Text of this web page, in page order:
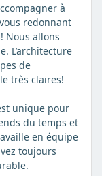
à
redonnant
Nous allons
L’architecture
de
très claires!
unique pour
du temps et
en équipe
toujours